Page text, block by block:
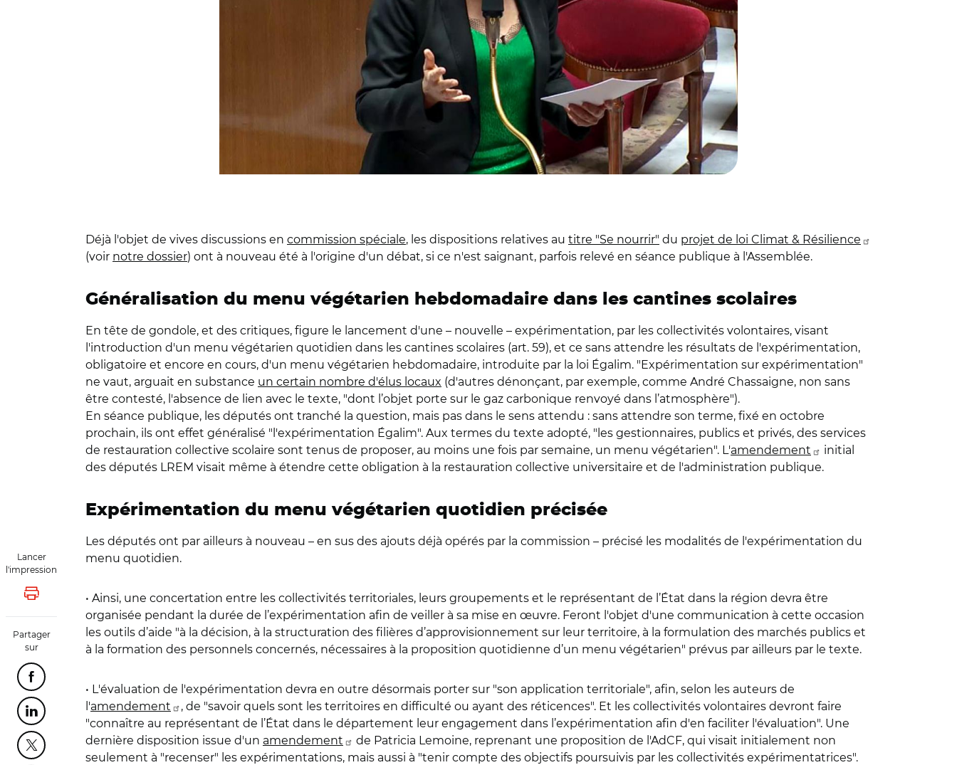
Lancer
l'impression
Lancer l'impression
Partager
sur
Partager cette page sur Facebook
Partager cette page sur Linkedin
Partager cette page sur Twitter
Déjà l'objet de vives discussions en commission spéciale, les dispositions relatives au titre "Se nourrir" du projet de loi Climat & Résilience
(voir notre dossier) ont à nouveau été à l'origine d'un débat, si ce n'est saignant, parfois relevé en séance publique à l'Assemblée.
Généralisation du menu végétarien hebdomadaire dans les cantines scolaires
En tête de gondole, et des critiques, figure le lancement d'une – nouvelle – expérimentation, par les collectivités volontaires, visant
l'introduction d'un menu végétarien quotidien dans les cantines scolaires (art. 59), et ce sans attendre les résultats de l'expérimentation,
obligatoire et encore en cours, d'un menu végétarien hebdomadaire, introduite par la loi Égalim. "Expérimentation sur expérimentation"
ne vaut, arguait en substance un certain nombre d'élus locaux (d'autres dénonçant, par exemple, comme André Chassaigne, non sans
être contesté, l'absence de lien avec le texte, "dont l’objet porte sur le gaz carbonique renvoyé dans l’atmosphère").
En séance publique, les députés ont tranché la question, mais pas dans le sens attendu : sans attendre son terme, fixé en octobre
prochain, ils ont effet généralisé "l'expérimentation Égalim". Aux termes du texte adopté, "les gestionnaires, publics et privés, des services
de restauration collective scolaire sont tenus de proposer, au moins une fois par semaine, un menu végétarien". L'amendement
initial
des députés LREM visait même à étendre cette obligation à la restauration collective universitaire et de l'administration publique.
Expérimentation du menu végétarien quotidien précisée
Les députés ont par ailleurs à nouveau – en sus des ajouts déjà opérés par la commission – précisé les modalités de l'expérimentation du
menu quotidien.
• Ainsi, une concertation entre les collectivités territoriales, leurs groupements et le représentant de l’État dans la région devra être
organisée pendant la durée de l’expérimentation afin de veiller à sa mise en œuvre. Feront l'objet d'une communication à cette occasion
les outils d’aide "à la décision, à la structuration des filières d’approvisionnement sur leur territoire, à la formulation des marchés publics et
à la formation des personnels concernés, nécessaires à la proposition quotidienne d’un menu végétarien" prévus par ailleurs par le texte.
• L'évaluation de l'expérimentation devra en outre désormais porter sur "son application territoriale", afin, selon les auteurs de
l'amendement
, de "savoir quels sont les territoires en difficulté ou ayant des réticences". Et les collectivités volontaires devront faire
"connaître au représentant de l’État dans le département leur engagement dans l’expérimentation afin d'en faciliter l'évaluation". Une
dernière disposition issue d'un amendement
de Patricia Lemoine, reprenant une proposition de l'AdCF, qui visait initialement non
seulement à "recenser" les expérimentations, mais aussi à "tenir compte des objectifs poursuivis par les collectivités expérimentatrices".